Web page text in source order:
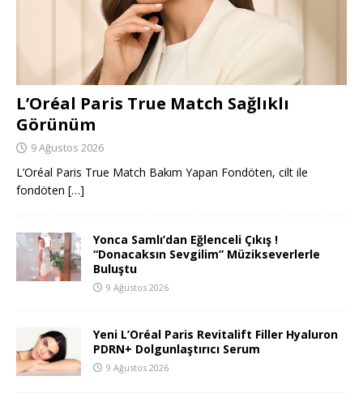
L’Oréal Paris True Match Sağlıklı
Görünüm
9 Ağustos 2026
L’Oréal Paris True Match Bakım Yapan Fondöten, cilt ile
fondöten […]
Yonca Samlı’dan Eğlenceli Çıkış !
“Donacaksın Sevgilim” Müzikseverlerle
Buluştu
9 Ağustos 2026
Yeni L’Oréal Paris Revitalift Filler Hyaluron
PDRN+ Dolgunlaştırıcı Serum
9 Ağustos 2026